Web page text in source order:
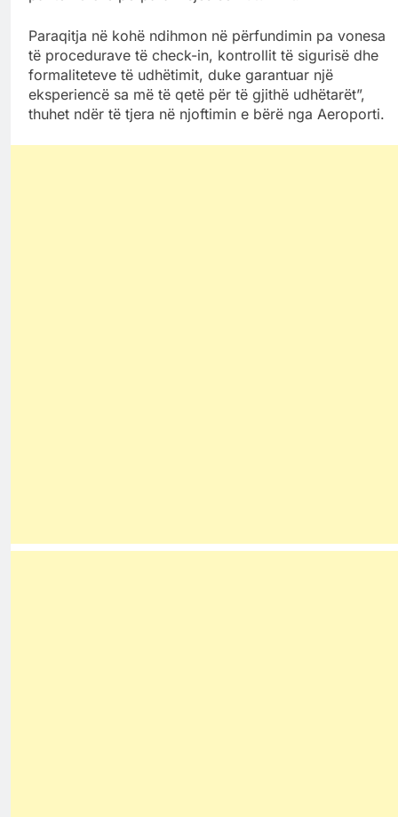
Paraqitja në kohë ndihmon në përfundimin pa vonesa
të procedurave të check-in, kontrollit të sigurisë dhe
formaliteteve të udhëtimit, duke garantuar një
eksperiencë sa më të qetë për të gjithë udhëtarët”,
thuhet ndër të tjera në njoftimin e bërë nga Aeroporti.